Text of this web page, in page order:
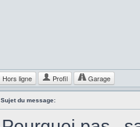
Hors ligne Profil Garage
Sujet du message: